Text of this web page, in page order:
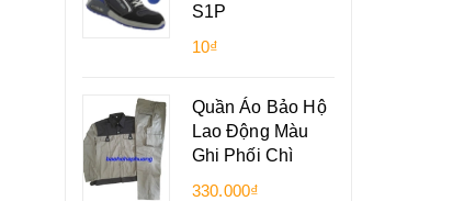
S1P
10₫
Quần Áo Bảo Hộ
Lao Động Màu
Ghi Phối Chì
330.000₫